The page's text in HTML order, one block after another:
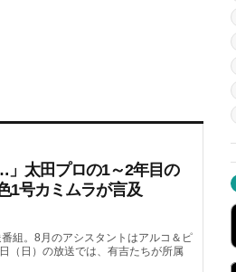
太田プロの1～2年目の
1号カミムラが言及
組 。8月のアシスタントはアルコ＆ピ
（日）の放送では、有吉たちが所属